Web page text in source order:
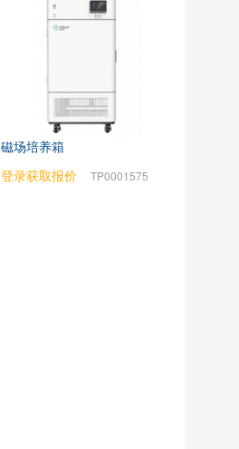
磁场培养箱
登录获取报价
TP0001575